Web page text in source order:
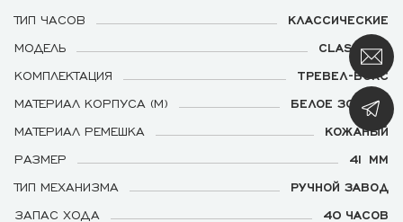
ТИП ЧАСОВ
КЛАССИЧЕСКИЕ
МОДЕЛЬ
CLASSIQUE
КОМПЛЕКТАЦИЯ
ТРЕВЕЛ-БОКС
МАТЕРИАЛ КОРПУСА (М)
БЕЛОЕ ЗОЛОТО
МАТЕРИАЛ РЕМЕШКА
КОЖАНЫЙ
РАЗМЕР
41 ММ
ТИП МЕХАНИЗМА
РУЧНОЙ ЗАВОД
ЗАПАС ХОДА
40 ЧАСОВ